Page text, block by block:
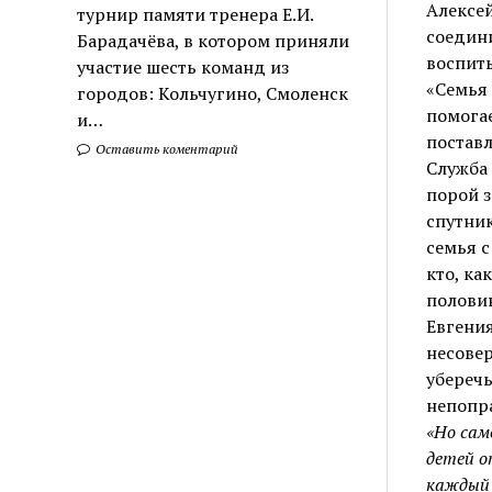
турнир памяти тренера Е.И.
Барадачёва, в котором приняли
участие шесть команд из
городов: Кольчугино, Смоленск
и…
Оставить коментарий
порой
семья
кто,
«Но
детей
каждый